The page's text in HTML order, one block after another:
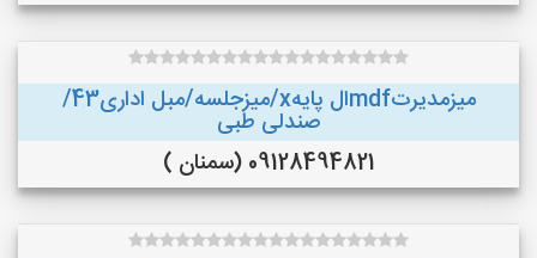
میزمدیرتmdfال پایهx/میزجلسه/مبل اداری43/
صندلی طبی
09128494821 (سمنان )